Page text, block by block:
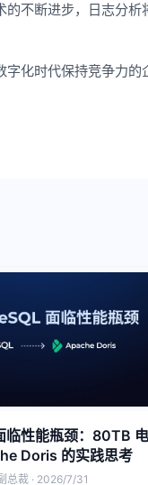
不断进步，日志分析
化时代保持竞争力的
临性能瓶颈：80TB
Doris 的实践思考
总裁 · 2026/7/31